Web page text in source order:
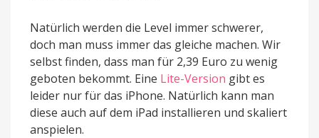
Natürlich werden die Level immer schwerer,
doch man muss immer das gleiche machen. Wir
selbst finden, dass man für 2,39 Euro zu wenig
geboten bekommt. Eine Lite-Version gibt es
leider nur für das iPhone. Natürlich kann man
diese auch auf dem iPad installieren und skaliert
anspielen.